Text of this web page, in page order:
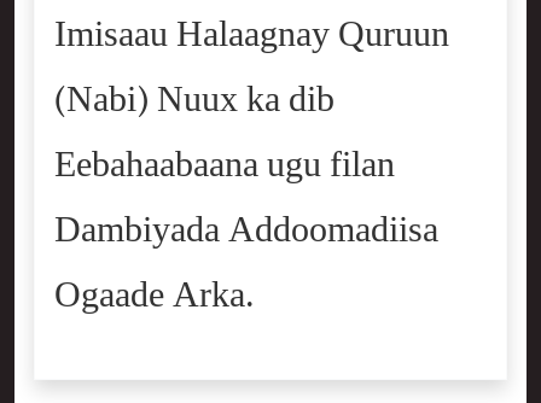
Imisaau Halaagnay Quruun
(Nabi) Nuux ka dib
Eebahaabaana ugu filan
Dambiyada Addoomadiisa
Ogaade Arka.